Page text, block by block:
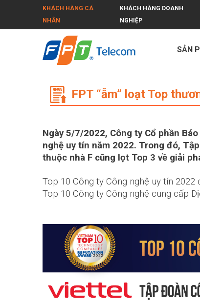
KHÁCH HÀNG CÁ
NHÂN
KHÁCH HÀNG DOANH
NGHIỆP
SẢN
FPT “ẵm” loạt Top
Ngày 5/7/2022, Công ty Cổ phần
nghệ uy tín năm 2022. Trong đó,
thuộc nhà F cũng lọt Top 3 về giải
Top 10 Công ty Công nghệ uy tín
Top 10 Công ty Công nghệ cung cấp